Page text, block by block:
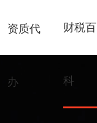
资质代
办
财税百
科